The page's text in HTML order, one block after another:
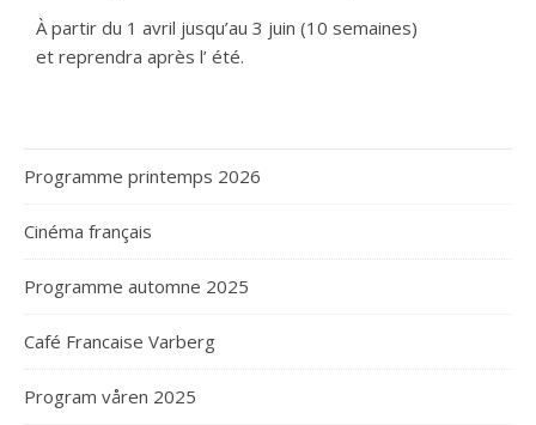
À partir du 1 avril jusqu’au 3 juin (10 semaines)
et reprendra après l’ été.
Programme printemps 2026
Cinéma français
Programme automne 2025
Café Francaise Varberg
Program våren 2025